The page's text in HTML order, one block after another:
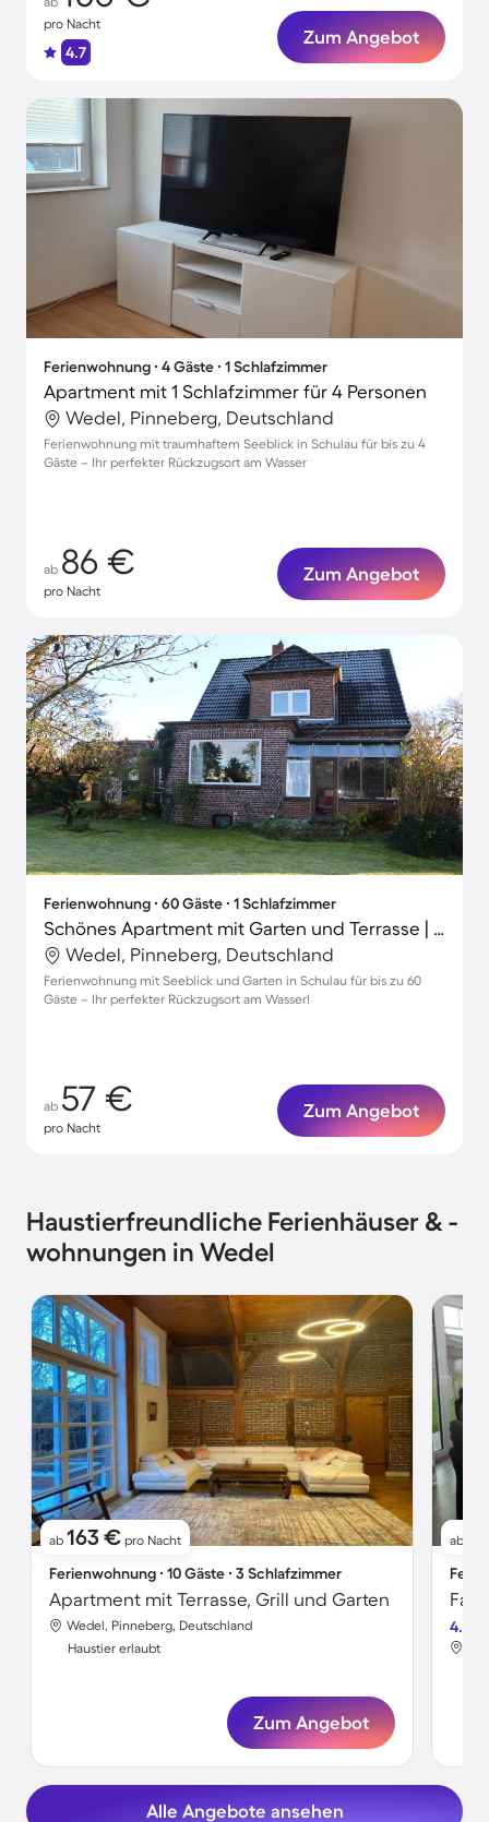
pro Nacht
4.7
Zum Angebot
Ferienwohnung ∙ 4 Gäste ∙ 1 Schlafzimmer
Apartment mit 1 Schlafzimmer für 4 Personen
Wedel, Pinneberg, Deutschland
Ferienwohnung mit traumhaftem Seeblick in Schulau für bis zu 4
Gäste – Ihr perfekter Rückzugsort am Wasser
ab 86 €
pro Nacht
Zum Angebot
Ferienwohnung ∙ 60 Gäste ∙ 1 Schlafzimmer
Schönes Apartment mit Garten und Terrasse | Seeblick | Strand in der Nähe | Ideal für Homeoffice
Wedel, Pinneberg, Deutschland
Ferienwohnung mit Seeblick und Garten in Schulau für bis zu 60
Gäste – Ihr perfekter Rückzugsort am Wasser!
ab 57 €
pro Nacht
Zum Angebot
Haustierfreundliche Ferienhäuser & -
wohnungen in Wedel
ab 163 € pro Nacht
Ferienwohnung ∙ 10 Gäste ∙ 3 Schlafzimmer
Apartment mit Terrasse, Grill und Garten
Wedel, Pinneberg, Deutschland
Haustier erlaubt
Zum Angebot
ab
4.6
Alle Angebote ansehen